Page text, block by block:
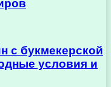
с букмекерской
условия и